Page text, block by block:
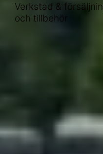
Verkstad &
och tillbehör